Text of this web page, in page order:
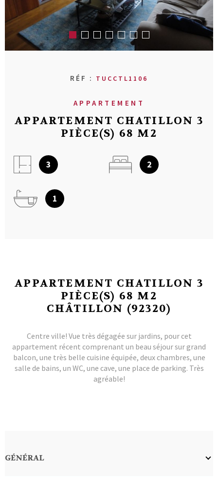
AVIS CLIENT
RÉF : TUCCTL1106
APPARTEMENT
APPARTEMENT CHATILLON 3
PIÈCE(S) 68 M2
3 2
1
APPARTEMENT CHATILLON 3
PIÈCE(S) 68 M2
CHÂTILLON (92320)
Centre ville! Vue très dégagée sur jardins, pour cet
appartement récent comprenant un beau séjour sur grand
balcon, une très belle cuisine équipée, deux chambres, une
salle de bains, un WC, une cave, une place de parking. Très
agréable!
GÉNÉRAL
RECHERCHER